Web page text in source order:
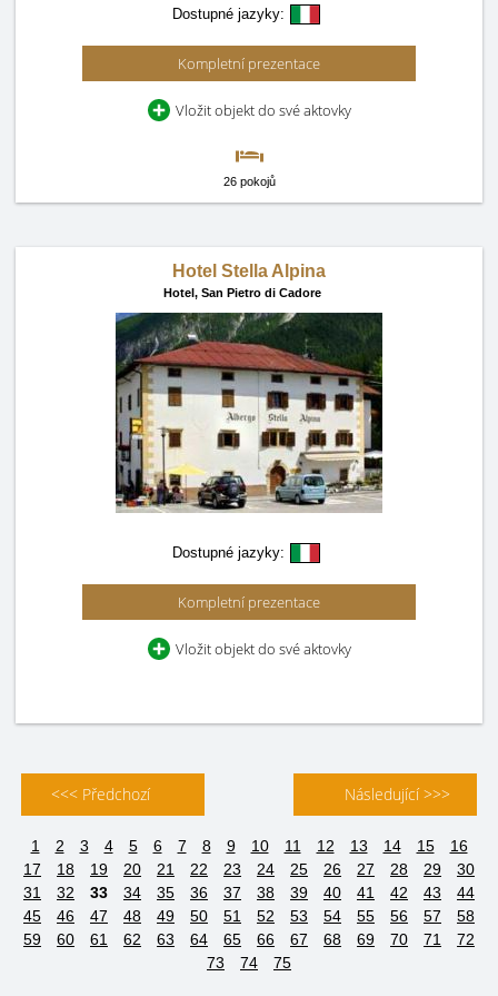
Dostupné jazyky:
Kompletní prezentace
Vložit objekt do své aktovky
26 pokojů
Hotel Stella Alpina
Hotel, San Pietro di Cadore
Dostupné jazyky:
Kompletní prezentace
Vložit objekt do své aktovky
<<< Předchozí Následující >>>
1 2 3 4 5 6 7 8 9 10 11 12 13 14 15
16
17
18 19 20 21 22 23 24 25 26 27 28 29
30
31
32 33 34 35 36 37 38 39 40 41 42 43
44
45
46 47 48 49 50 51 52 53 54 55 56 57
58
59
60 61 62 63 64 65 66 67 68 69 70 71
72
73
74 75